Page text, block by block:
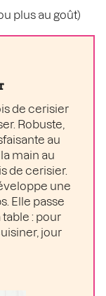
plus au goût)
de cerisier
Robuste,
au
main au
de cerisier.
une
Elle passe
: pour
jour